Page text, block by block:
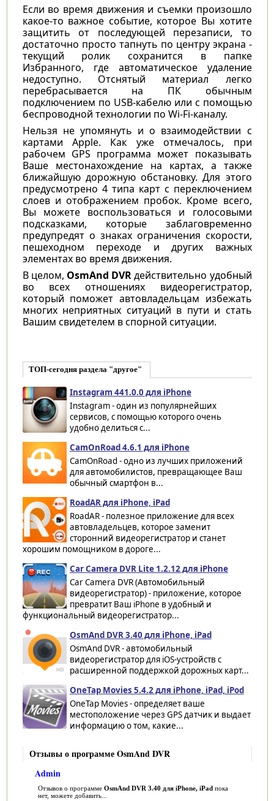
Если во время движения и съемки произошло
какое-то важное событие, которое Вы хотите
защитить от последующей перезаписи, то
достаточно просто тапнуть по центру экрана -
текущий ролик сохранится в папке
Избранного, где автоматическое удаление
недоступно. Отснятый материал легко
перебрасывается на ПК обычным
подключением по USB-кабелю или с помощью
беспроводной технологии по Wi-Fi-каналу.
Нельзя не упомянуть и о взаимодействии с
картами Apple. Как уже отмечалось, при
рабочем GPS программа может показывать
Ваше местонахождение на картах, а также
ближайшую дорожную обстановку. Для этого
предусмотрено 4 типа карт с переключением
слоев и отображением пробок. Кроме всего,
Вы можете воспользоваться и голосовыми
подсказками, которые заблаговременно
предупредят о знаках ограничения скорости,
пешеходном переходе и других важных
элементах во время движения.
В целом, OsmAnd DVRдействительно удобный
во всех отношениях видеорегистратор,
который поможет автовладельцам избежать
многих неприятных ситуаций в пути и стать
Вашим свидетелем в спорной ситуации.
ТОП-сегодня раздела "другое"
Instagram 441.0.0 для iPhone
Instagram - один из популярнейших
сервисов, с помощью которого очень
удобно делиться с...
CamOnRoad 4.6.1 для iPhone
CamOnRoad - одно из лучших приложений
для автомобилистов, превращающее Ваш
обычный смартфон в...
RoadAR для iPhone, iPad
RoadAR - полезное приложение для всех
автовладельцев, которое заменит
сторонний видеорегистратор и станет
хорошим помощником в дороге...
Car Camera DVR Lite 1.2.12 для iPhone
Car Camera DVR (Автомобильный
видеорегистратор) - приложение, которое
превратит Ваш iPhone в удобный и
функциональный видеорегистратор...
OsmAnd DVR 3.40 для iPhone, iPad
OsmAnd DVR - автомобильный
видеорегистратор для iOS-устройств с
расширенной поддержкой дорожных карт...
OneTap Movies 5.4.2 для iPhone, iPad, iPod
OneTap Movies - определяет ваше
местоположение через GPS датчик и выдает
информацию о том, какие...
Отзывы о программе OsmAnd DVR
Admin
Отзывов о программе OsmAnd DVR 3.40 для iPhone, iPadпока
нет, можете добавить...